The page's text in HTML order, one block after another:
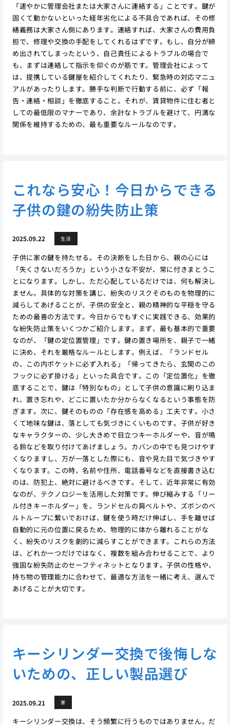
「速やかに管理会社または大家さんに連絡する」ことです。鍵が
固くて動かないといった経年劣化による不具合であれば、その修
繕義務は大家さん側にあります。連絡すれば、大家さんの費用負
担で、修理や交換の手配をしてくれるはずです。もし、自分が締
め出されてしまったという、自己責任によるトラブルの場合で
も、まずは連絡して指示を仰ぐのが筋です。管理会社によって
は、提携している鍵屋を紹介してくれたり、緊急時の対応マニュ
アルがあったりします。勝手な判断で行動する前に、必ず「報
告・連絡・相談」を徹底すること。それが、賃貸物件に住む者と
しての最低限のマナーであり、余計なトラブルを避けて、円満な
関係を維持するための、最も重要なルールなのです。
これなら安心！今日からできる
子供の鍵の紛失防止策
2025.09.22 生活
子供に家の鍵を持たせる。その決断をした日から、親の心には
「失くさないだろうか」という小さな不安が、常に付きまとうこ
とになります。しかし、ただ心配しているだけでは、何も解決し
ません。具体的な対策を講じ、紛失のリスクそのものを物理的に
減らしてあげることが、子供の安全と、親の精神的な平穏を守る
ための最善の方法です。今日からでもすぐに実践できる、効果的
な紛失防止策をいくつかご紹介します。まず、最も基本的で重要
なのが、「鍵の定位置管理」です。鍵の置き場所を、親子で一緒
に決め、それを厳格なルールとします。例えば、「ランドセル
の、この内ポケットに必ず入れる」「帰ってきたら、玄関のこの
フックに必ず掛ける」といった具合です。この「定位置化」を徹
底することで、鍵は「特別なもの」として子供の意識に刷り込ま
れ、置き忘れや、どこに置いたか分からなくなるという事態を防
ぎます。次に、鍵そのものの「存在感を高める」工夫です。小さ
くて地味な鍵は、落としても気づきにくいものです。子供が好き
なキャラクターの、少し大きめで目立つキーホルダーや、音が鳴
る鈴などを取り付けてあげましょう。カバンの中でも見つけやす
くなりますし、万が一落とした際にも、音や見た目で気づきやす
くなります。この時、名前や住所、電話番号などを直接書き込む
のは、防犯上、絶対に避けるべきです。そして、近年非常に有効
なのが、テクノロジーを活用した対策です。伸び縮みする「リー
ル付きキーホルダー」を、ランドセルの肩ベルトや、ズボンのベ
ルトループに繋いでおけば、鍵を使う時だけ伸ばし、手を離せば
自動的に元の位置に戻るため、物理的に体から離れることがな
く、紛失のリスクを劇的に減らすことができます。これらの方法
は、どれか一つだけではなく、複数を組み合わせることで、より
強固な紛失防止のセーフティネットとなります。子供の性格や、
持ち物の管理能力に合わせて、最適な方法を一緒に考え、選んで
あげることが大切です。
キーシリンダー交換で後悔しな
いための、正しい製品選び
2025.09.21 家
キーシリンダー交換は、そう頻繁に行うものではありません。だ